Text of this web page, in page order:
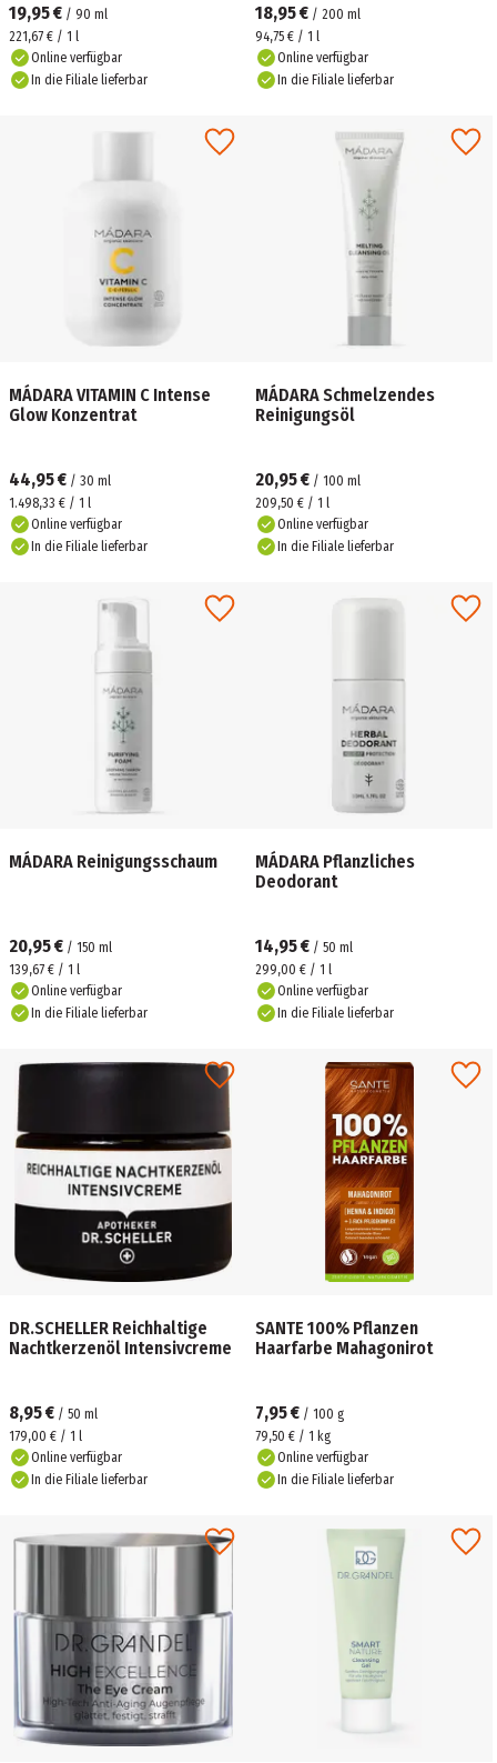
19,95 € / 90 ml
221,67 € / 1 l
Online verfügbar
In die Filiale lieferbar
18,95 € / 200 ml
94,75 € / 1 l
Online verfügbar
In die Filiale lieferbar
MÁDARA ​VITAMIN C Intense
Glow Konzentrat
44,95 € / 30 ml
1.498,33 € / 1 l
Online verfügbar
In die Filiale lieferbar
MÁDARA Schmelzendes
Reinigungsöl
20,95 € / 100 ml
209,50 € / 1 l
Online verfügbar
In die Filiale lieferbar
MÁDARA Reinigungsschaum
20,95 € / 150 ml
139,67 € / 1 l
Online verfügbar
In die Filiale lieferbar
MÁDARA Pflanzliches
Deodorant
14,95 € / 50 ml
299,00 € / 1 l
Online verfügbar
In die Filiale lieferbar
DR.SCHELLER Reichhaltige
Nachtkerzenöl Intensivcreme
8,95 € / 50 ml
179,00 € / 1 l
Online verfügbar
In die Filiale lieferbar
SANTE 100% Pflanzen
Haarfarbe Mahagonirot
7,95 € / 100 g
79,50 € / 1 kg
Online verfügbar
In die Filiale lieferbar